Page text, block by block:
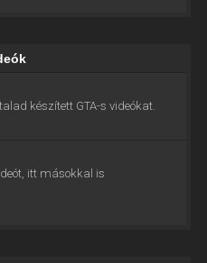
készített GTA-s videókat.
itt másokkal is